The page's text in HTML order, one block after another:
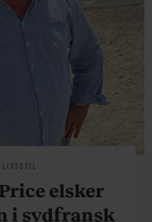
LIVSSTIL
elsker
i sydfransk